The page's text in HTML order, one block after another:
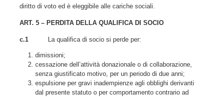
diritto di voto ed è eleggibile alle cariche sociali.
ART. 5 – PERDITA DELLA QUALIFICA DI SOCIO
c.1 La qualifica di socio si perde per:
dimissioni;
cessazione dell’attività donazionale o di collaborazione,
senza giustificato motivo, per un periodo di due anni;
espulsione per gravi inadempienze agli obblighi derivanti
dal presente statuto o per comportamento contrario ad